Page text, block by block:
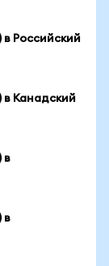
Российский
в Канадский
в
в